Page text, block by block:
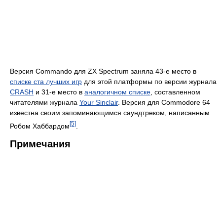
Версия Commando для ZX Spectrum заняла 43-е место в
списке ста лучших игр для этой платформы по версии журнала
CRASH и 31-е место в аналогичном списке, составленном
читателями журнала Your Sinclair. Версия для Commodore 64
известна своим запоминающимся саундтреком, написанным
Робом Хаббардом [5]
Примечания